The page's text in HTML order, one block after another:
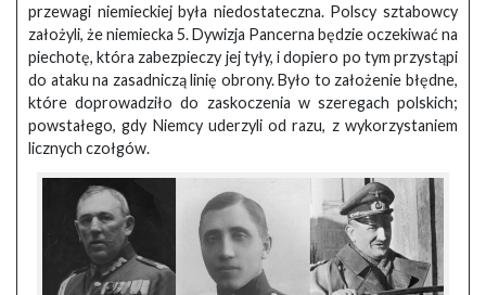
przewagi niemieckiej była niedostateczna. Polscy sztabowcy
założyli, że niemiecka 5. Dywizja Pancerna będzie oczekiwać na
piechotę, która zabezpieczy jej tyły, i dopiero po tym przystąpi
do ataku na zasadniczą linię obrony. Było to założenie błędne,
które doprowadziło do zaskoczenia w szeregach polskich;
powstałego, gdy Niemcy uderzyli od razu, z wykorzystaniem
licznych czołgów.